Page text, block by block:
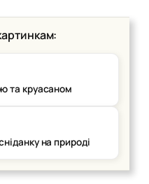
та круасаном
на природі